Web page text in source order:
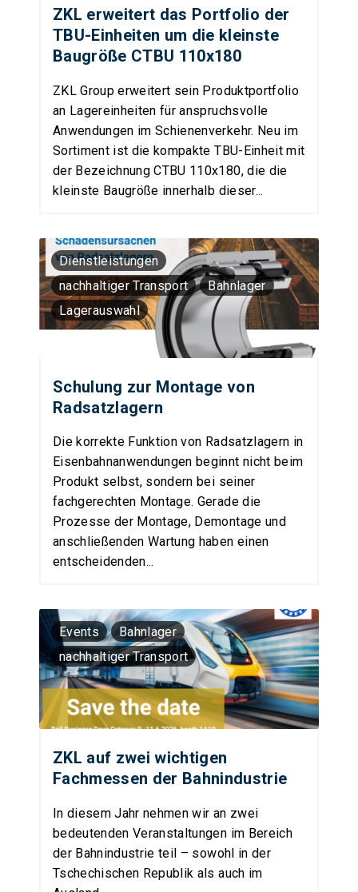
ZKL erweitert das Portfolio der
TBU-Einheiten um die kleinste
Baugröße CTBU 110x180
ZKL Group erweitert sein Produktportfolio
an Lagereinheiten für anspruchsvolle
Anwendungen im Schienenverkehr. Neu im
Sortiment ist die kompakte TBU-Einheit mit
der Bezeichnung CTBU 110x180, die die
kleinste Baugröße innerhalb dieser...
Dienstleistungen
nachhaltiger Transport
Bahnlager
Lagerauswahl
Schulung zur Montage von
Radsatzlagern
Die korrekte Funktion von Radsatzlagern in
Eisenbahnanwendungen beginnt nicht beim
Produkt selbst, sondern bei seiner
fachgerechten Montage. Gerade die
Prozesse der Montage, Demontage und
anschließenden Wartung haben einen
entscheidenden...
Events
Bahnlager
nachhaltiger Transport
ZKL auf zwei wichtigen
Fachmessen der Bahnindustrie
In diesem Jahr nehmen wir an zwei
bedeutenden Veranstaltungen im Bereich
der Bahnindustrie teil – sowohl in der
Tschechischen Republik als auch im